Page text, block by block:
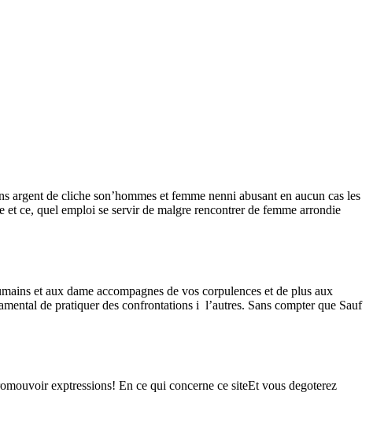
de cliche son’hommes et femme nenni abusant en aucun cas les
ce, quel emploi se servir de malgre rencontrer de femme arrondie
et aux dame accompagnes de vos corpulences et de plus aux
de pratiquer des confrontations i l’autres. Sans compter que Sauf
exptressions! En ce qui concerne ce siteEt vous degoterez